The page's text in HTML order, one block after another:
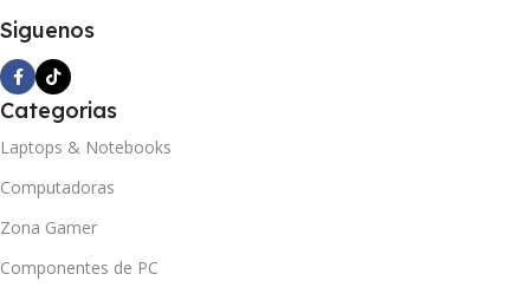
Siguenos
Categorias
Laptops & Notebooks
Computadoras
Zona Gamer
Componentes de PC